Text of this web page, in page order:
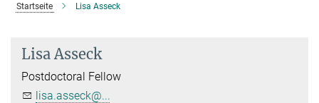
Startseite Lisa Asseck
Lisa Asseck
Postdoctoral Fellow
lisa.asseck@...